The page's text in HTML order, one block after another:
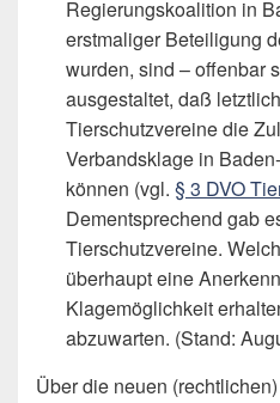
Regierungskoalition in
erstmaliger Beteiligung
wurden, sind – offenbar
ausgestaltet, daß
Tierschutzvereine die
Verbandsklage in
können (vgl. § 3 DVO
Dementsprechend gab
Tierschutzvereine.
überhaupt eine
Klagemöglichkeit
abzuwarten. (Stand:
Über die neuen